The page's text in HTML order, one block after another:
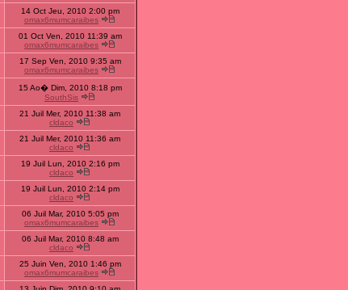
14 Oct Jeu, 2010 2:00 pm
omax6mumcaraibes
01 Oct Ven, 2010 11:39 am
omax6mumcaraibes
17 Sep Ven, 2010 9:35 am
omax6mumcaraibes
15 Ao� Dim, 2010 8:18 pm
SouthSis
21 Juil Mer, 2010 11:38 am
cldaco
21 Juil Mer, 2010 11:36 am
cldaco
19 Juil Lun, 2010 2:16 pm
cldaco
19 Juil Lun, 2010 2:14 pm
cldaco
06 Juil Mar, 2010 5:05 pm
omax6mumcaraibes
06 Juil Mar, 2010 8:48 am
cldaco
25 Juin Ven, 2010 1:46 pm
omax6mumcaraibes